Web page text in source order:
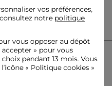
vos préférences,
notre politique
vous opposer au dépôt
» pour vous
pendant 13 mois. Vous
« Politique cookies »